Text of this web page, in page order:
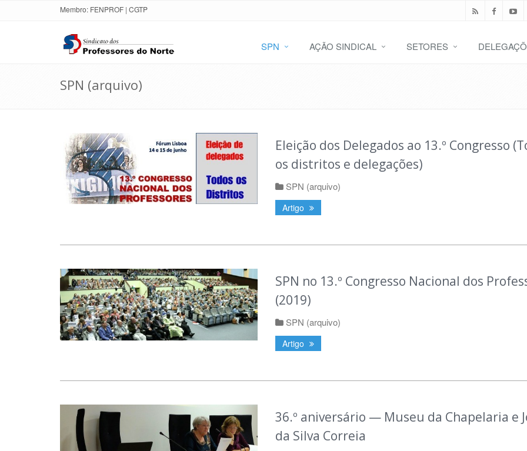
Membro: FENPROF | CGTP
SPN AÇÃO SINDICAL SETORES
SPN (arquivo)
Eleição dos Delegados ao 13.º Congresso
os distritos e delegações)
SPN (arquivo)
Artigo
SPN no 13.º Congresso Nacional dos
(2019)
SPN (arquivo)
Artigo
36.º aniversário — Museu da Chapelaria e
da Silva Correia